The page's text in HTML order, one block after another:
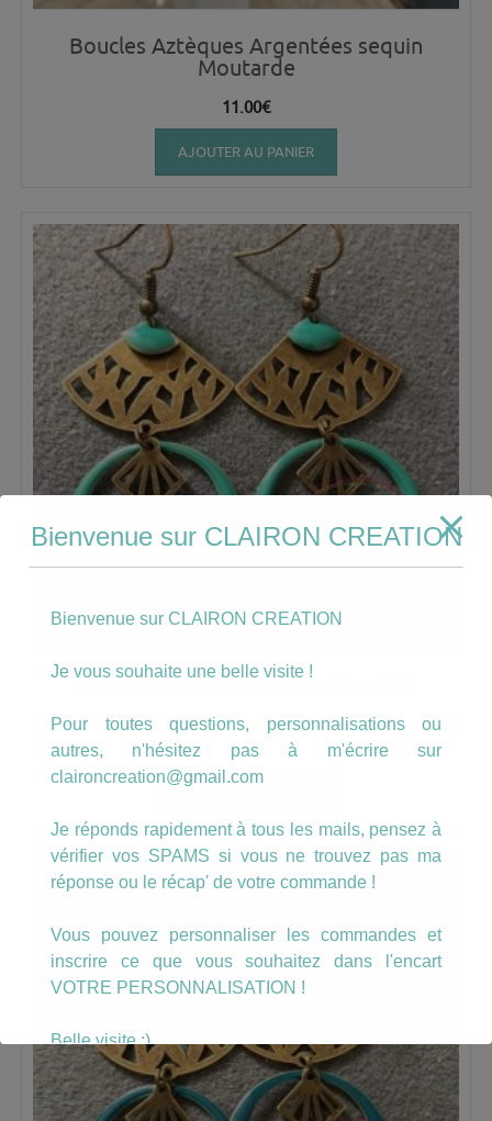
Boucles Aztèques Argentées sequin
Moutarde
11.00€
AJOUTER AU PANIER
12.00
Bienvenue sur CLAIRON CREATION
Bienvenue sur CLAIRON CREATION
Je vous souhaite une belle visite !
Pour toutes questions, personnalisations ou
autres, n'hésitez pas à m'écrire sur
claironcreation@gmail.com
Je réponds rapidement à tous les mails, pensez à
vérifier vos SPAMS si vous ne trouvez pas ma
réponse ou le récap' de votre commande !
Vous pouvez personnaliser les commandes et
inscrire ce que vous souhaitez dans l'encart
VOTRE PERSONNALISATION !
Belle visite :)